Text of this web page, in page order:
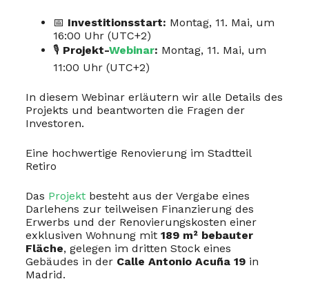
📅 Investitionsstart: Montag, 11. Mai, um
16:00 Uhr (UTC+2)
🎙 Projekt-Webinar: Montag, 11. Mai, um
11:00 Uhr (UTC+2)
In diesem Webinar erläutern wir alle Details des
Projekts und beantworten die Fragen der
Investoren.
Eine hochwertige Renovierung im Stadtteil
Retiro
Das Projektbesteht aus der Vergabe eines
Darlehens zur teilweisen Finanzierung des
Erwerbs und der Renovierungskosten einer
exklusiven Wohnung mit 189 m² bebauter
Fläche, gelegen im dritten Stock eines
Gebäudes in der Calle Antonio Acuña 19in
Madrid.